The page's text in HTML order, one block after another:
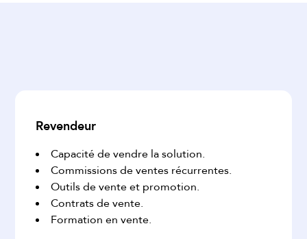
Revendeur
Capacité de vendre la solution.
Commissions de ventes récurrentes.
Outils de vente et promotion.
Contrats de vente.
Formation en vente.